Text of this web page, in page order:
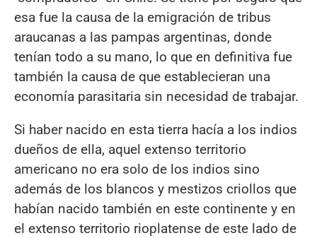
esa fue la causa de la emigración de tribus
araucanas a las pampas argentinas, donde
tenían todo a su mano, lo que en definitiva fue
también la causa de que establecieran una
economía parasitaria sin necesidad de trabajar.
Si haber nacido en esta tierra hacía a los indios
dueños de ella, aquel extenso territorio
americano no era solo de los indios sino
además de los blancos y mestizos criollos que
habían nacido también en este continente y en
el extenso territorio rioplatense de este lado de